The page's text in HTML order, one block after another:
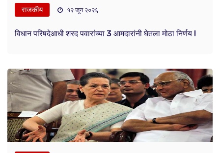
राजकीय १२ जून २०२६
विधान परिषदेआधी शरद पवारांच्या 3 आमदारांनी घेतला मोठा निर्णय !